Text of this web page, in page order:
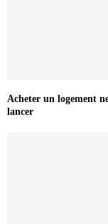
Acheter un logement
lancer